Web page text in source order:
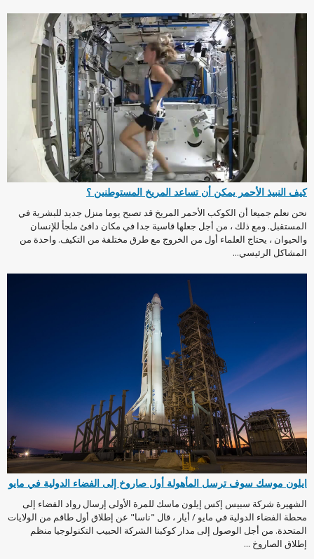
كيف النبيذ الأحمر يمكن أن تساعد المريخ المستوطنين ؟
نحن نعلم جميعا أن الكوكب الأحمر المريخ قد تصبح يوما منزل جديد للبشرية في
المستقبل. ومع ذلك ، من أجل جعلها قاسية جدا في مكان دافئ ملجأ للإنسان
والحيوان ، يحتاج العلماء أول من الخروج مع طرق مختلفة من التكيف. واحدة من
المشاكل الرئيسي...
ايلون موسك سوف ترسل المأهولة أول صاروخ إلى الفضاء الدولية في مايو
الشهيرة شركة سبيس إكس إيلون ماسك للمرة الأولى إرسال رواد الفضاء إلى
محطة الفضاء الدولية في مايو / أيار ، قال "ناسا" عن إطلاق أول طاقم من الولايات
المتحدة. من أجل الوصول إلى مدار كوكبنا الشركة الحبيب التكنولوجيا منظم
إطلاق الصاروخ ...